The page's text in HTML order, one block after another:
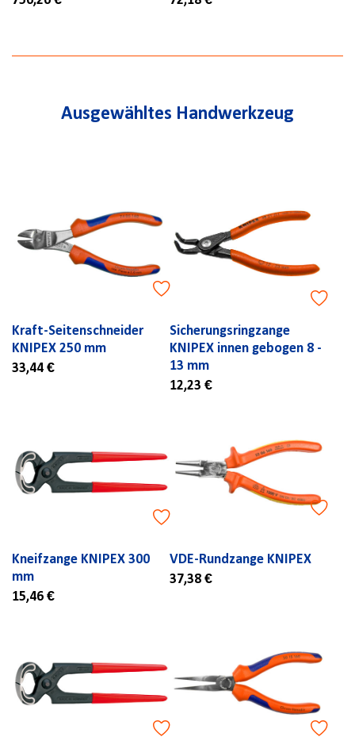
Ausgewähltes Handwerkzeug
Kraft-Seitenschneider
KNIPEX 250 mm
33,44 €
Sicherungsringzange
KNIPEX innen gebogen 8 -
13 mm
12,23 €
Kneifzange KNIPEX 300
mm
15,46 €
VDE-Rundzange KNIPEX
37,38 €